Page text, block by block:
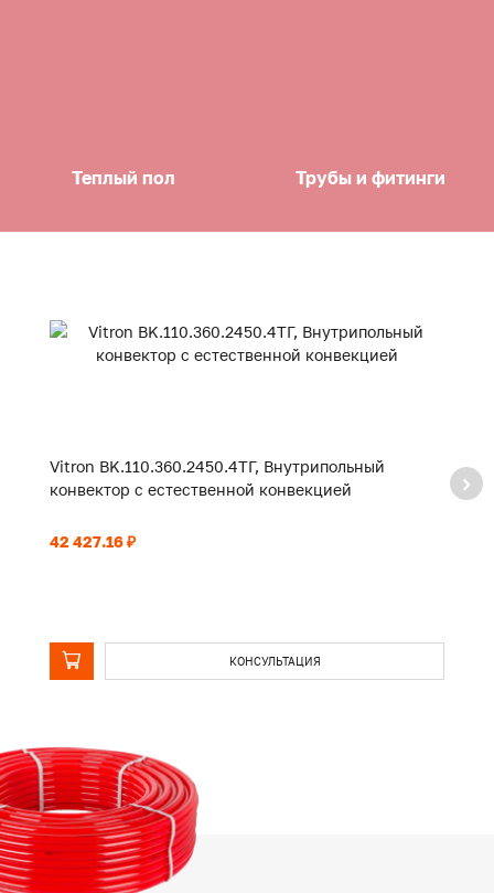
Теплый пол Трубы и фитинги
Vitron BK.110.360.2450.4ТГ, Внутрипольный
конвектор с естественной конвекцией
42 427.16 ₽
КОНСУЛЬТАЦИЯ